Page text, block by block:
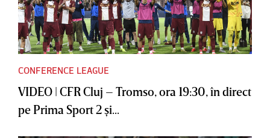
CONFERENCE LEAGUE
VIDEO | CFR Cluj – Tromso, ora 19:30, în direct
pe Prima Sport 2 şi...